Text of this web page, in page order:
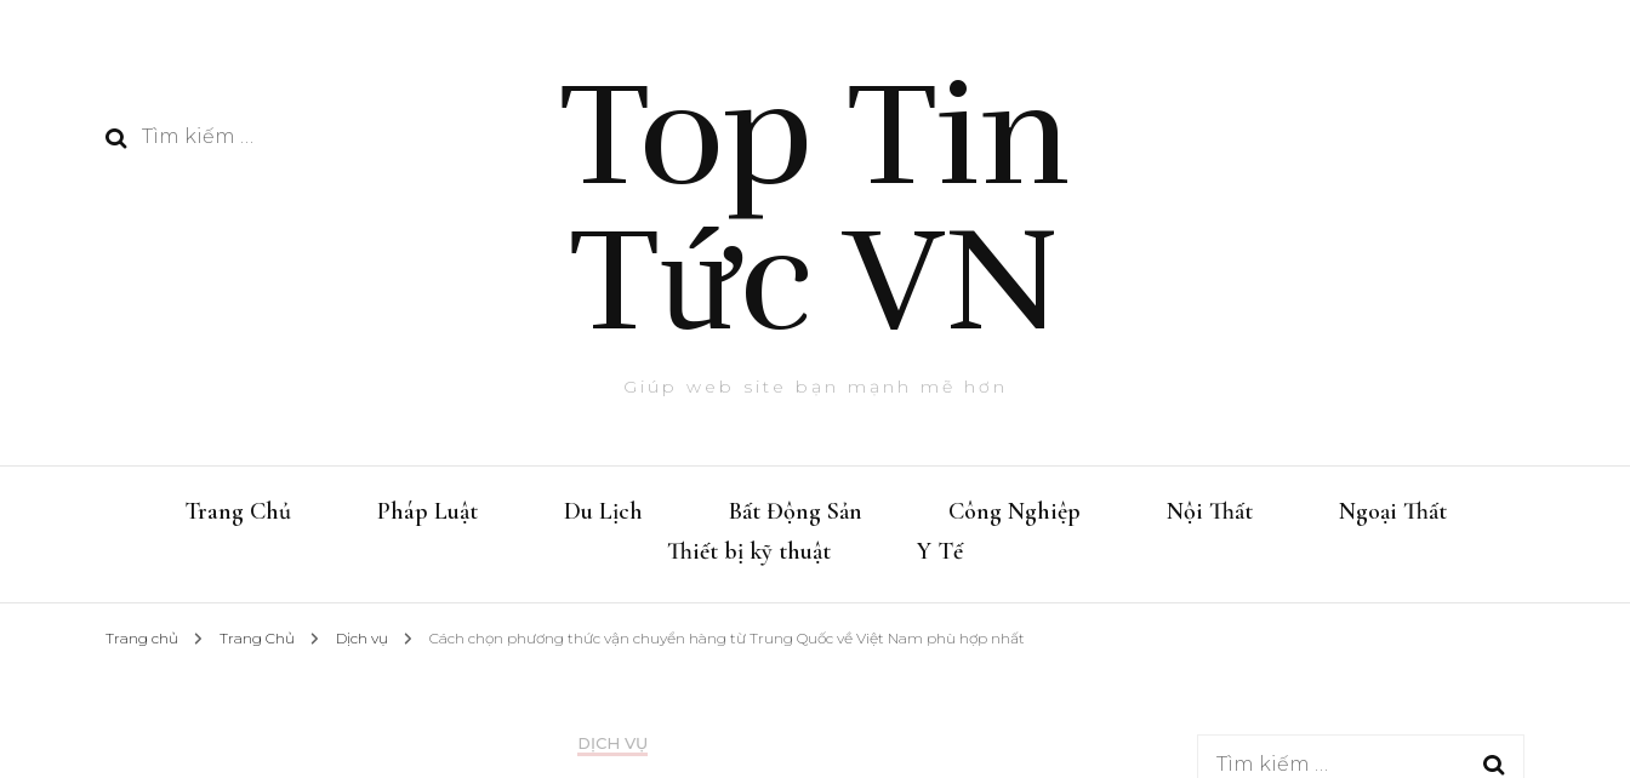
Tìm
Top Tin
Tức VN
Giúp web site bạn mạnh mẽ hơn
Trang Chủ Pháp Luật Du Lịch Bất Động Sản Công Nghiệp Nội Thất
Ngoại Thất
Thiết bị kỹ thuật
Y Tế
Trang chủ Trang Chủ Dịch vụ Cách chọn phương thức vận chuyển hàng từ Trung Quốc về Việt Nam phù hợp nhất
DỊCH VỤ
Tìm